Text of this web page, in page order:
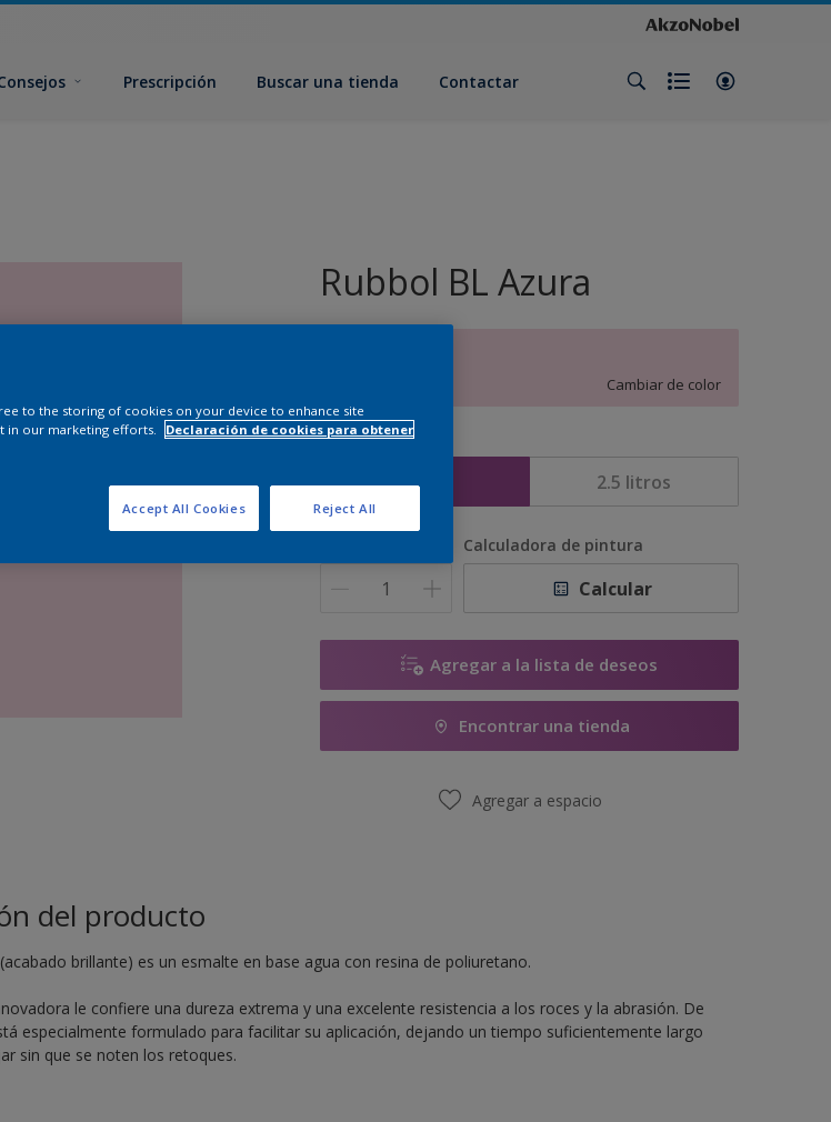
Prescripción Buscar una tienda Contactar
Rubbol BL Azura
Cambiar de color
Tamaño
1 litros 2.5 litros
Calculadora de pintura
Calcular
Agregar a la lista de deseos
Encontrar una tienda
Agregar a espacio
del producto
brillante) es un esmalte en base agua con resina de poliuretano.
le confiere una dureza extrema y una excelente resistencia a los roces y la abrasión. De
especialmente formulado para facilitar su aplicación, dejando un tiempo suficientemente largo
sin que se noten los retoques.
to the storing of cookies on your device to enhance site
in our marketing efforts.
Declaración de cookies para obtener
Reject All
Accept All Cookies